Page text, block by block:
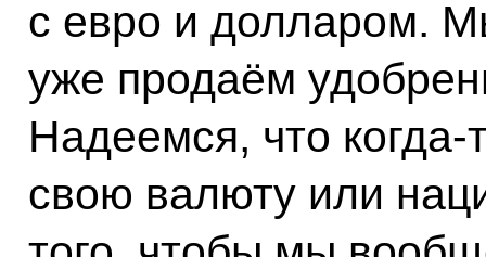
с евро и долларом.
уже продаём
Надеемся, что
свою валюту или